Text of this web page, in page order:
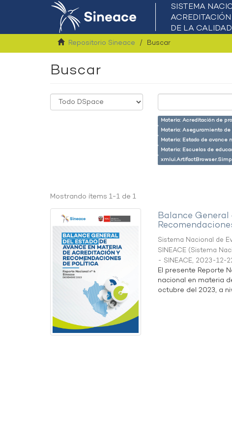
Repositorio Sineace Buscar
Buscar
Materia: Acreditación de
Materia: Aseguramiento de
Materia: Estado de avance
Materia: Escuelas de
Mostrando ítems 1-1 de 1
Balance
Sistema Nacional de
SINEACE (Sistema
- SINEACE, 2023-12-
El presente Reporte
nacional en materia
octubre del 2023, a